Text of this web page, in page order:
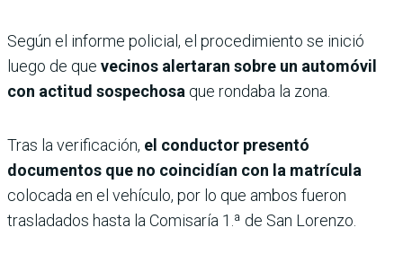
Según el informe policial, el procedimiento se inició
luego de que vecinos alertaran sobre un automóvil
con actitud sospechosa que rondaba la zona.
Tras la verificación, el conductor presentó
documentos que no coincidían con la matrícula
colocada en el vehículo, por lo que ambos fueron
trasladados hasta la Comisaría 1.ª de San Lorenzo.